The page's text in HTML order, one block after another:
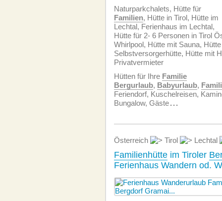
Naturparkchalets, Hütte für
Familien, Hütte in Tirol, Hütte im
Lechtal, Ferienhaus im Lechtal,
Hütte für 2- 6 Personen in Tirol
Whirlpool, Hütte mit Sauna,
Selbstversorgerhütte, Hütte mit
Privatvermieter
Hütten für Ihre Familie
Bergurlaub, Babyurlaub,
Feriendorf, Kuschelreisen,
Bungalow, Gäste...
Österreich Tirol Lechtal
Familienhütte im Tiroler
Ferienhaus Wandern od.